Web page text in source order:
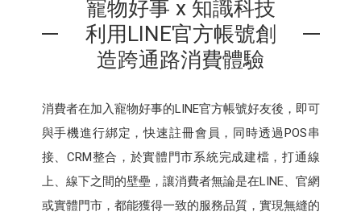
寵物好事 x 知識科技
利用LINE官方帳號創
造跨通路消費體驗
消費者在加入寵物好事的LINE官方帳號好友後，即可
與手機進行綁定，快速註冊會員，同時透過POS串
接、CRM整合，於實體門市系統完成建檔，打通線
上、線下之間的壁壘，讓消費者無論是在LINE、官網
或實體門市，都能獲得一致的服務品質，實現無縫的